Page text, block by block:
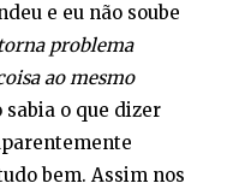
e eu não soube
problema
ao mesmo
sabia o que dizer
bem. Assim nos